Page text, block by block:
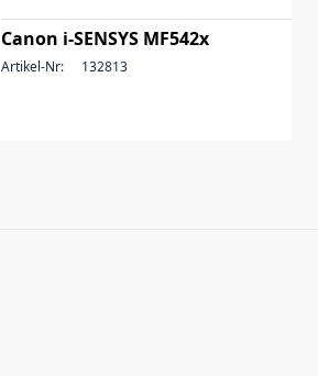
Canon i-SENSYS MF542x
Artikel-Nr: 132813